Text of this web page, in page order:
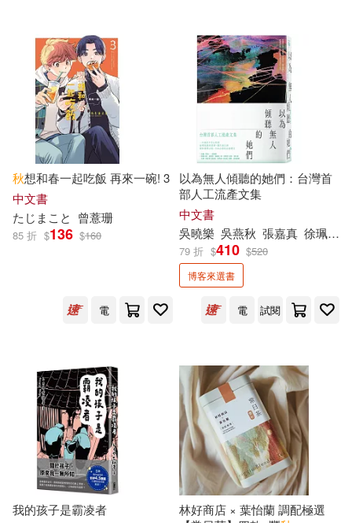
喬安娜‧柯爾(5)
喬安娜．柯爾(5)
塔妮莎．秋恩朋(5)
天路ゆうつづ(5) 姜曉秋(5)
孫秀秋(5)
崔艷秋(5) 嵇文甫(5)
張錦秋(5)
張高評(5)
徐國能(5) 徐宗懋(5)
徐開秋(5)
中國法制出版社(15)
元華文創股份有限公司(15)
北京科學技術出版社(15)
古吳軒出版社(15)
吉林科學技術出版社(15)
敦煌文藝出版社(15)
新星出版社(15)
百花洲文藝出版社(15)
秋想和春一起吃飯 再來一碗! 3
中文書
たじまこと 曾薏珊
85 折 $136 $160
電
以為無人傾聽的她們：台灣首
部人工流產文集
中文書
吳曉樂 吳燕秋 張嘉真 徐珮芬
79 折 $410 $520
博客來選書
電 試閱
我的孩子是霸凌者
林好商店 × 葉怡蘭 調配極選